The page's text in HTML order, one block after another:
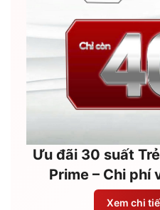
Ưu đãi 30 suất
Prime – Chi phí
Xem chi